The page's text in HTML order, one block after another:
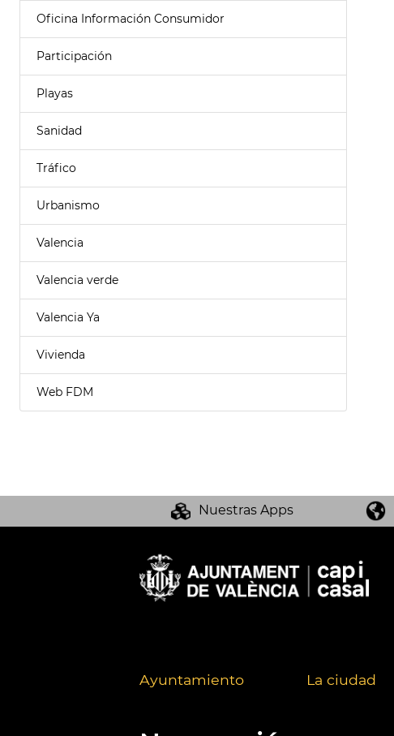
Oficina Información Consumidor
Participación
Playas
Sanidad
Tráfico
Urbanismo
Valencia
Valencia verde
Valencia Ya
Vivienda
Web FDM
Nuestras Apps
Ayuntamiento La ciudad